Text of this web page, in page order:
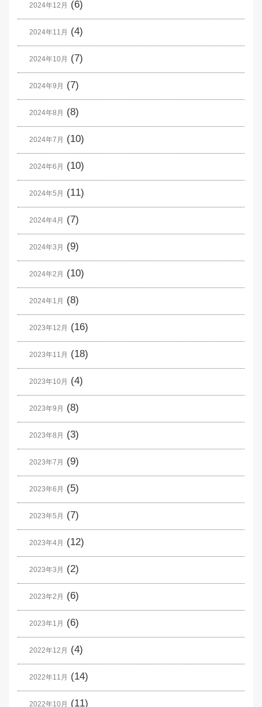
2024年12月 (6)
2024年11月 (4)
2024年10月 (7)
2024年9月 (7)
2024年8月 (8)
2024年7月 (10)
2024年6月 (10)
2024年5月 (11)
2024年4月 (7)
2024年3月 (9)
2024年2月 (10)
2024年1月 (8)
2023年12月 (16)
2023年11月 (18)
2023年10月 (4)
2023年9月 (8)
2023年8月 (3)
2023年7月 (9)
2023年6月 (5)
2023年5月 (7)
2023年4月 (12)
2023年3月 (2)
2023年2月 (6)
2023年1月 (6)
2022年12月 (4)
2022年11月 (14)
2022年10月 (11)